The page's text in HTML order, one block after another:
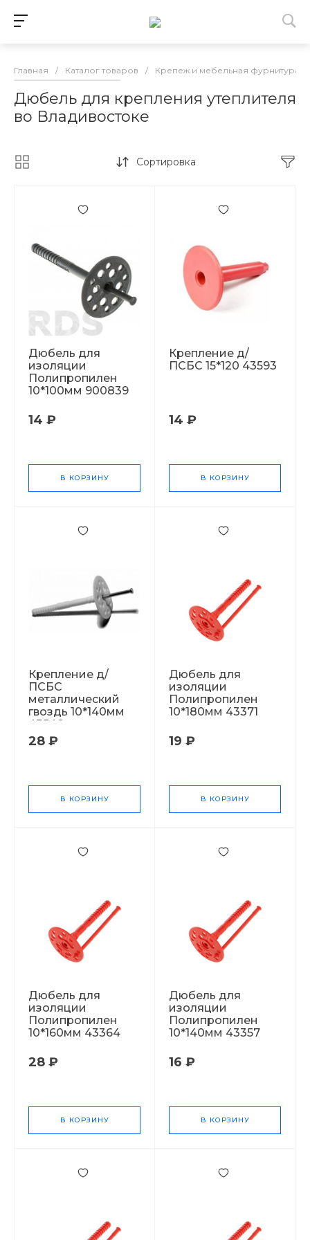
Главная / Каталог товаров / Крепеж и мебельная фурнитура
Дюбель для крепления утеплителя
во Владивостоке
Сортировка
Дюбель для
изоляции
Полипропилен
10*100мм 900839
14 ₽
В КОРЗИНУ
Крепление д/
ПСБС 15*120 43593
14 ₽
В КОРЗИНУ
Крепление д/
ПСБС
металлический
гвоздь 10*140мм
43548
28 ₽
В КОРЗИНУ
Дюбель для
изоляции
Полипропилен
10*180мм 43371
19 ₽
В КОРЗИНУ
Дюбель для
изоляции
Полипропилен
10*160мм 43364
28 ₽
В КОРЗИНУ
Дюбель для
изоляции
Полипропилен
10*140мм 43357
16 ₽
В КОРЗИНУ